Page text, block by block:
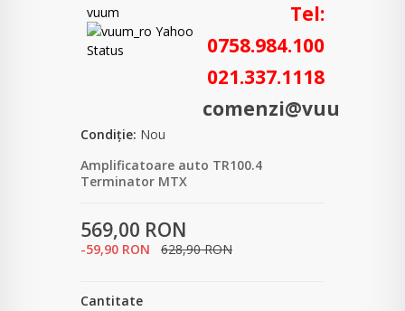
vuum
Tel:
0758.984.100
021.337.1118
comenzi@vuum.ro
Condiție: Nou
Amplificatoare auto TR100.4
Terminator MTX
569,00 RON
-59,90 RON 628,90 RON
Cantitate